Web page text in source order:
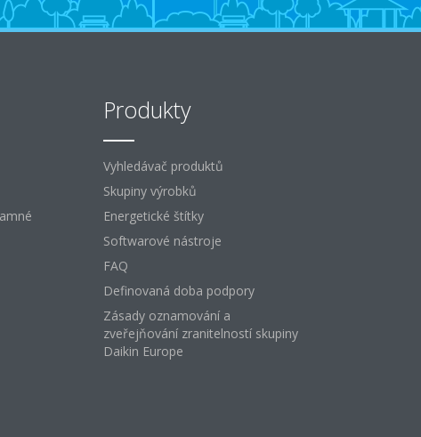
Produkty
Vyhledávač produktů
Skupiny výrobků
Energetické štítky
Softwarové nástroje
FAQ
Definovaná doba podpory
Zásady oznamování a
zveřejňování zranitelností skupiny
Daikin Europe